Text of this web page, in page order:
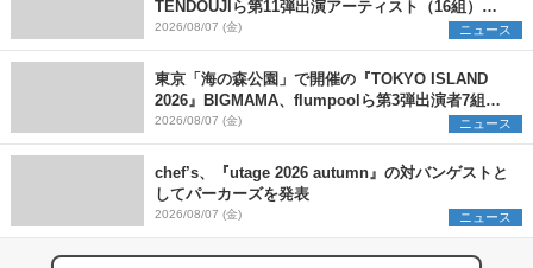
TENDOUJIら第11弾出演アーティスト（16組）を
発表
2026/08/07 (金) ニュース
東京「海の森公園」で開催の『TOKYO ISLAND
2026』BIGMAMA、flumpoolら第3弾出演者7組を
発表 ワークショップ・アート出展者を募集
2026/08/07 (金) ニュース
chef’s、『utage 2026 autumn』の対バンゲストと
してパーカーズを発表
2026/08/07 (金) ニュース